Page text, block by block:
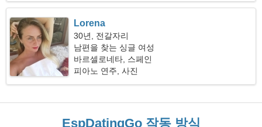
Lorena
30년, 전갈자리
남편을 찾는 싱글 여성
바르셀로네타, 스페인
피아노 연주, 사진
EspDatingGo 작동 방식